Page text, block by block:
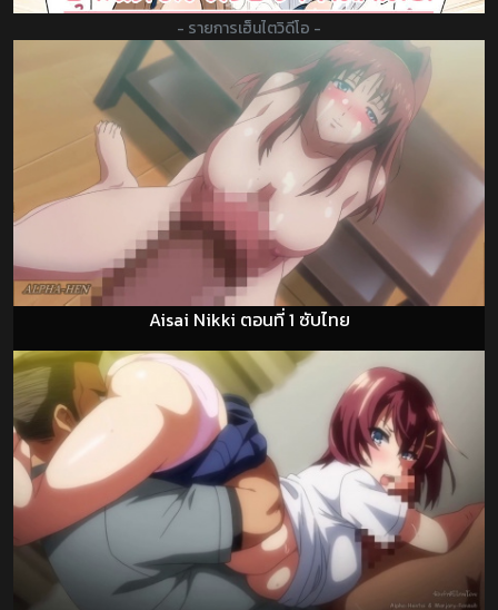
- รายการเฮ็นไตวิดีโอ -
Aisai Nikki ตอนที่ 1 ซับไทย